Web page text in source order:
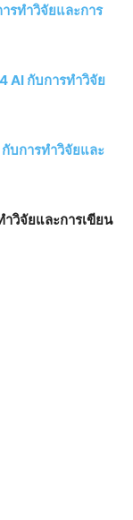
รทำวิจัยและการ
AI กับการทำวิจัย
บการทำวิจัยและ
วิจัยและการเขียน